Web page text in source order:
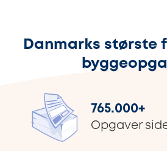
Danmarks største
765.000+
Opgaver